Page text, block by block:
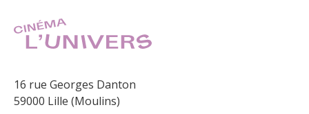
16 rue Georges Danton
59000 Lille (Moulins)